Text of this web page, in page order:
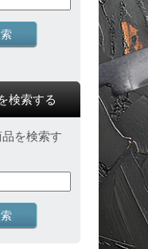
検索する
を検索す